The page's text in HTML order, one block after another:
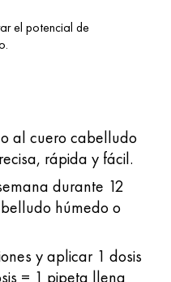
el potencial de
al cuero cabelludo
rápida y fácil.
durante 12
húmedo o
y aplicar 1 dosis
= 1 pipeta llena